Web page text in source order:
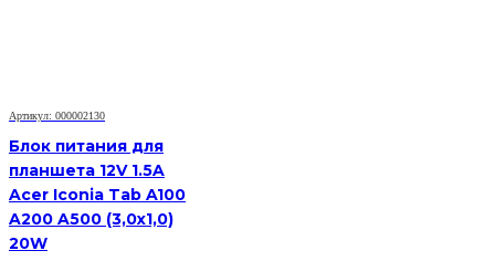
Артикул: 000002130
Блок питания для
планшета 12V 1.5A
Acer Iconia Tab A100
A200 A500 (3,0х1,0)
20W